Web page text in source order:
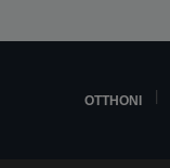
OTTHONI